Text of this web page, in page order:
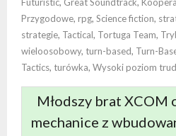
Futuristic, Great Soundtrack,
Przygodowe, rpg, Science fiction,
strategie, Tactical, Tortuga Team,
wieloosobowy, turn-based, Turn-
Tactics, turówka, Wysoki poziom
Młodszy brat XCOM
mechanice z